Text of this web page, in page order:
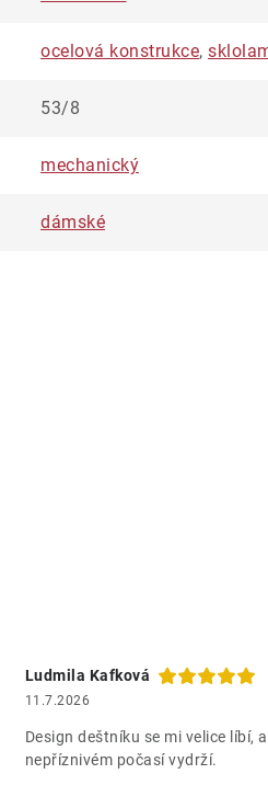
ocelová konstrukce,
53/8
mechanický
dámské
Ludmila Kafková
11.7.2026
Design deštníku se mi velice líbí,
nepříznivém počasí vydrží.